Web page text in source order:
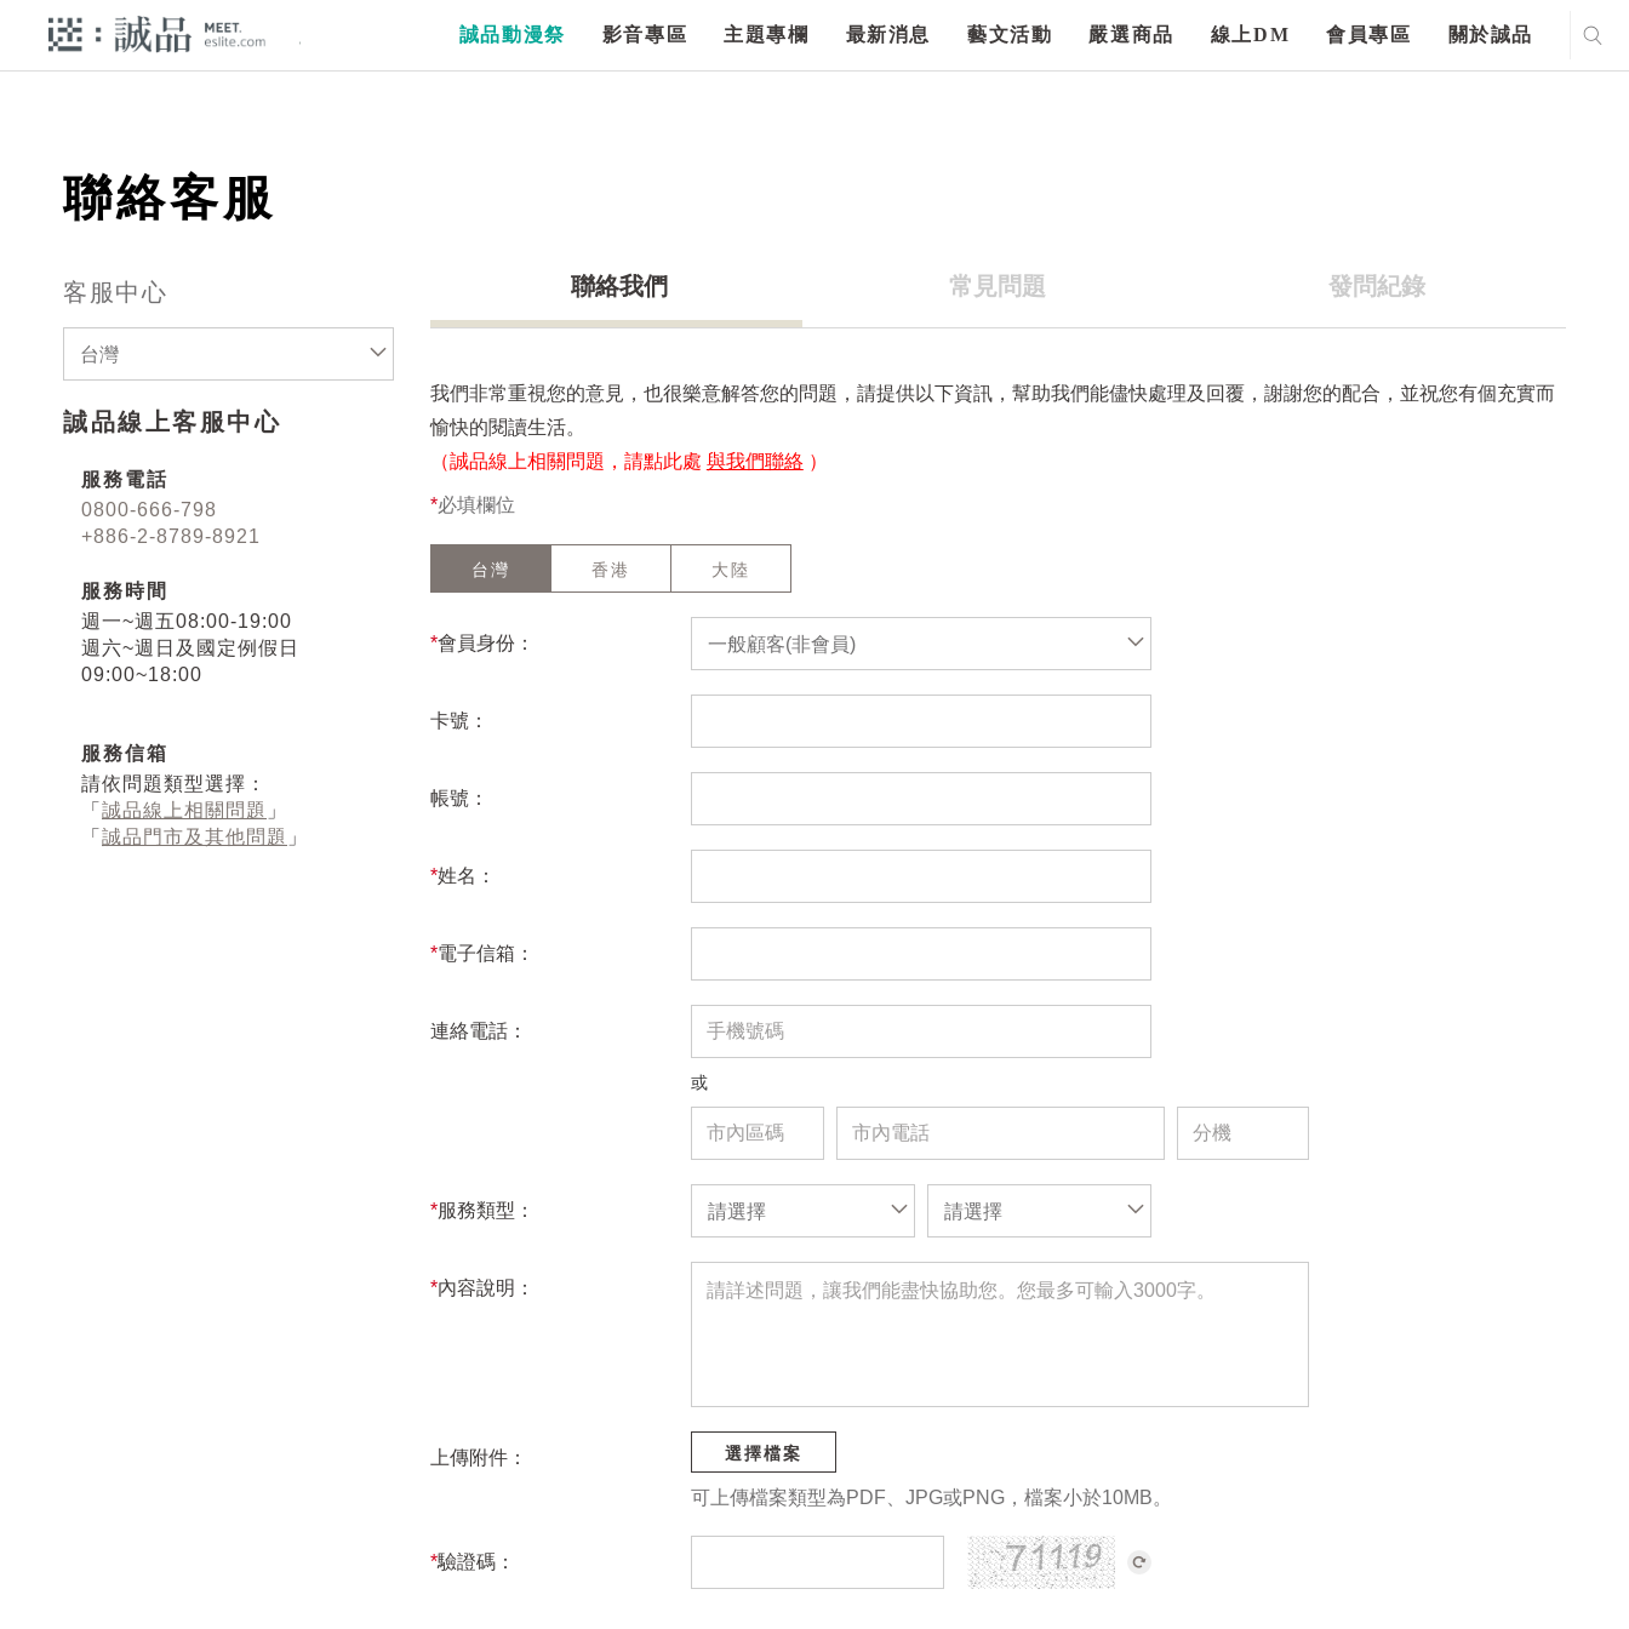
誠品動漫祭 影音專區 主題專欄 最新消息 藝文活動 嚴選商品 線上DM 會員專區 關於誠品
聯絡客服
客服中心
台灣
誠品線上客服中心
服務電話
0800-666-798
+886-2-8789-8921
服務時間
週一~週五08:00-19:00
週六~週日及國定例假日
09:00~18:00
服務信箱
請依問題類型選擇：
「 誠品線上相關問題 」
「 誠品門市及其他問題 」
聯絡我們 常見問題 發問紀錄
我們非常重視您的意見，也很樂意解答您的問題，請提供以下資訊，幫助我們能儘快處理及回覆，謝謝您的配合，並祝您有個充實而
愉快的閱讀生活。
（誠品線上相關問題，請點此處 與我們聯絡 ）
*必填欄位
台灣 香港 大陸
*會員身份： 一般顧客(非會員)
卡號：
帳號：
*姓名：
*電子信箱：
連絡電話：
或
*服務類型： 請選擇 請選擇
*內容說明：
上傳附件： 選擇檔案
可上傳檔案類型為PDF、JPG或PNG，檔案小於10MB。
*驗證碼：